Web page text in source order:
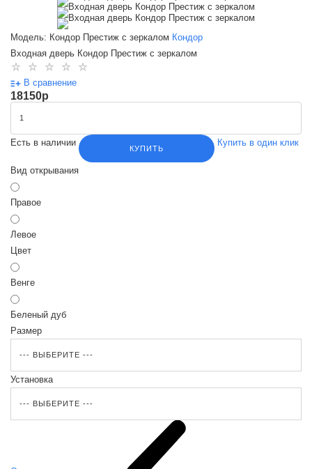
Модель: Кондор Престиж с зеркалом Кондор
Входная дверь Кондор Престиж с зеркалом
В сравнение
18150p
Есть в наличии
КУПИТЬ
Купить в один клик
Вид открывания
Правое
Левое
Цвет
Венге
Беленый дуб
Размер
Установка